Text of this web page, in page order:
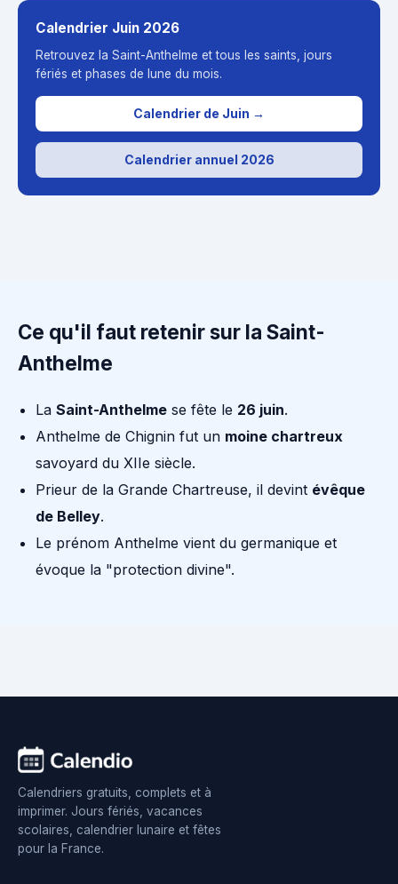
Calendrier Juin 2026
Retrouvez la Saint-Anthelme et tous les saints, jours
fériés et phases de lune du mois.
Calendrier de Juin →
Calendrier annuel 2026
Ce qu'il faut retenir sur la Saint-
Anthelme
La Saint-Anthelme se fête le 26 juin.
Anthelme de Chignin fut un moine chartreux
savoyard du XIIe siècle.
Prieur de la Grande Chartreuse, il devint évêque
de Belley.
Le prénom Anthelme vient du germanique et
évoque la "protection divine".
Calendriers gratuits, complets et à
imprimer. Jours fériés, vacances
scolaires, calendrier lunaire et fêtes
pour la France.